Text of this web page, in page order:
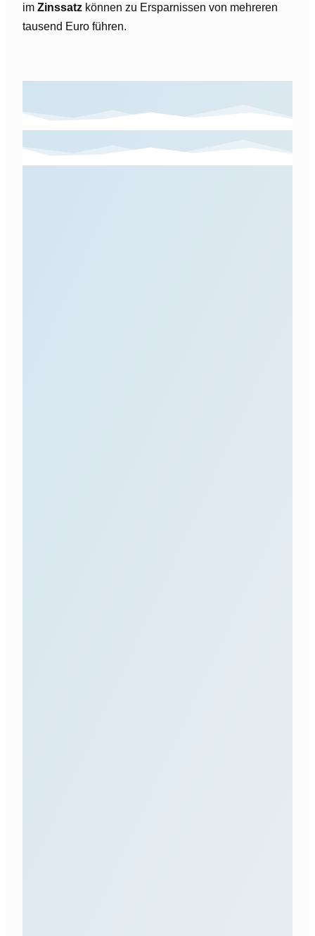
im Zinssatz können zu Ersparnissen von mehreren
tausend Euro führen.